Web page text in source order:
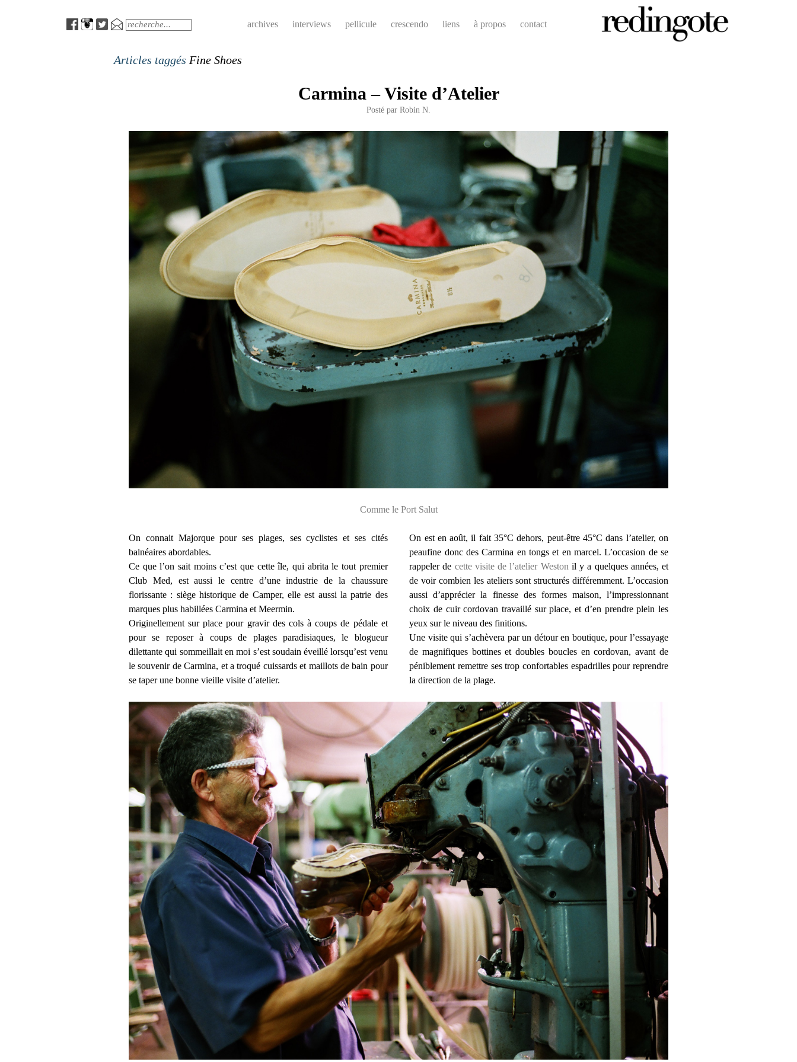
MenuSearch archives interviews pellicule crescendo liens à propos contact
Articles taggés Fine Shoes
Carmina – Visite d’Atelier
Posté par Robin N.
Comme le Port Salut
On connait Majorque pour ses plages, ses cyclistes et ses cités
balnéaires abordables.
Ce que l’on sait moins c’est que cette île, qui abrita le tout premier
Club Med, est aussi le centre d’une industrie de la chaussure
florissante : siège historique de Camper, elle est aussi la patrie des
marques plus habillées Carmina et Meermin.
Originellement sur place pour gravir des cols à coups de pédale et
pour se reposer à coups de plages paradisiaques, le blogueur
dilettante qui sommeillait en moi s’est soudain éveillé lorsqu’est venu
le souvenir de Carmina, et a troqué cuissards et maillots de bain pour
se taper une bonne vieille visite d’atelier.
On est en août, il fait 35°C dehors, peut-être 45°C dans l’atelier, on
peaufine donc des Carmina en tongs et en marcel. L’occasion de se
rappeler de cette visite de l’atelier Westonil y a quelques années, et
de voir combien les ateliers sont structurés différemment. L’occasion
aussi d’apprécier la finesse des formes maison, l’impressionnant
choix de cuir cordovan travaillé sur place, et d’en prendre plein les
yeux sur le niveau des finitions.
Une visite qui s’achèvera par un détour en boutique, pour l’essayage
de magnifiques bottines et doubles boucles en cordovan, avant de
péniblement remettre ses trop confortables espadrilles pour reprendre
la direction de la plage.